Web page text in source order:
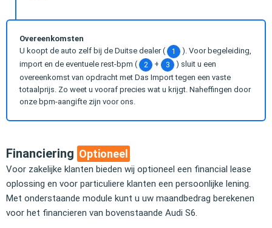
Overeenkomsten
U koopt de auto zelf bij de Duitse dealer (
1
). Voor begeleiding,
import en de eventuele rest-bpm (
2 + 3
) sluit u een
overeenkomst van opdracht met Das Import tegen een vaste
totaalprijs. Zo weet u vooraf precies wat u krijgt. Naheffingen door
onze bpm-aangifte zijn voor ons.
Financiering Optioneel
Voor zakelijke klanten bieden wij optioneel een financial lease
oplossing en voor particuliere klanten een persoonlijke lening.
Met onderstaande module kunt u uw maandbedrag berekenen
voor het financieren van bovenstaande Audi S6.